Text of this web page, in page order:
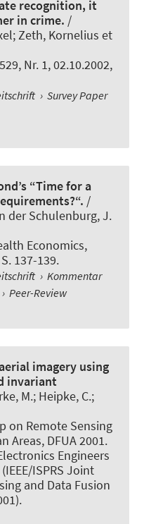
recognition, it
in crime. /
Zeth, Kornelius et
Nr. 1, 02.10.2002,
› Survey Paper
“Time for a
/
der Schulenburg, J.
Economics,
137-139.
› Kommentar
› Peer-Review
imagery using
invariant
M.; Heipke, C.;
on Remote Sensing
Areas, DFUA 2001.
Engineers
ISPRS Joint
and Data Fusion